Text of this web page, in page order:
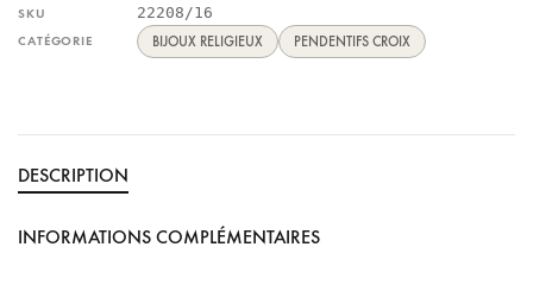
SKU 22208/16
CATÉGORIE BIJOUX RELIGIEUX PENDENTIFS CROIX
DESCRIPTION
INFORMATIONS COMPLÉMENTAIRES